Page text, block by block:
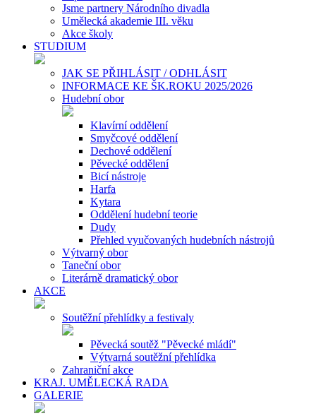
Jsme partnery Národního divadla
Umělecká akademie III. věku
Akce školy
STUDIUM
JAK SE PŘIHLÁSIT / ODHLÁSIT
INFORMACE KE ŠK.ROKU 2025/2026
Hudební obor
Klavírní oddělení
Smyčcové oddělení
Dechové oddělení
Pěvecké oddělení
Bicí nástroje
Harfa
Kytara
Oddělení hudební teorie
Dudy
Přehled vyučovaných hudebních nástrojů
Výtvarný obor
Taneční obor
Literárně dramatický obor
AKCE
Soutěžní přehlídky a festivaly
Pěvecká soutěž "Pěvecké mládí"
Výtvarná soutěžní přehlídka
Zahraniční akce
KRAJ. UMĚLECKÁ RADA
GALERIE